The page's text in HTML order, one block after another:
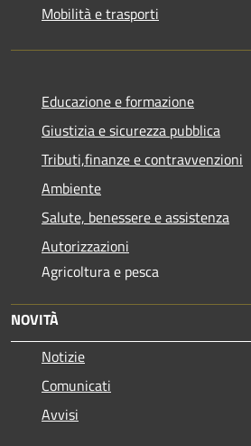
Mobilità e trasporti
Educazione e formazione
Giustizia e sicurezza pubblica
Tributi,finanze e contravvenzioni
Ambiente
Salute, benessere e assistenza
Autorizzazioni
Agricoltura e pesca
NOVITÀ
Notizie
Comunicati
Avvisi